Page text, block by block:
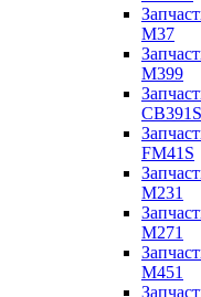
M37
M399
CB391S
FM41S
M231
M271
M451